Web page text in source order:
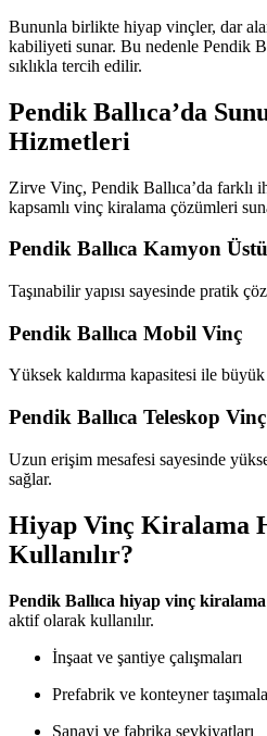
Bununla birlikte hiyap vinçler, dar
kabiliyeti sunar. Bu nedenle Pendik
sıklıkla tercih edilir.
Pendik Ballıca’da
Hizmetleri
Zirve Vinç, Pendik Ballıca’da farklı
kapsamlı vinç kiralama çözümleri
Pendik Ballıca Kamyon
Taşınabilir yapısı sayesinde pratik
Pendik Ballıca Mobil Vinç
Yüksek kaldırma kapasitesi ile
Pendik Ballıca Teleskop Vinç
Uzun erişim mesafesi sayesinde
sağlar.
Hiyap Vinç Kiralama
Kullanılır?
Pendik Ballıca hiyap vinç kiralama
aktif olarak kullanılır.
İnşaat ve şantiye çalışmaları
Prefabrik ve konteyner
Sanayi ve fabrika sevkiyatları